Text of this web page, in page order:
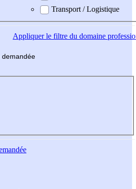
Transport / Logistique
Appliquerle filtre du domaine
demandée